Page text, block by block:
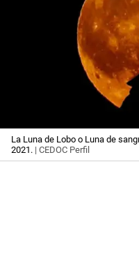
La Luna de Lobo o Luna de
2021. | CEDOC Perfil